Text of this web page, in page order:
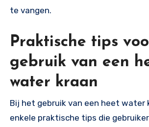
te vangen.
Praktische tips
gebruik van een
water kraan
Bij het gebruik van een heet water
enkele praktische tips die